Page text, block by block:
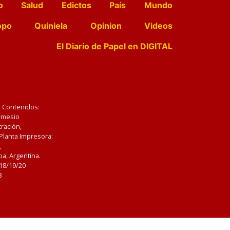
Salud Edictos País
Mundo
Quiniela Opinion
Videos
El Diario de Papel en DIGITAL
Impresora:
Argentina.
19/20